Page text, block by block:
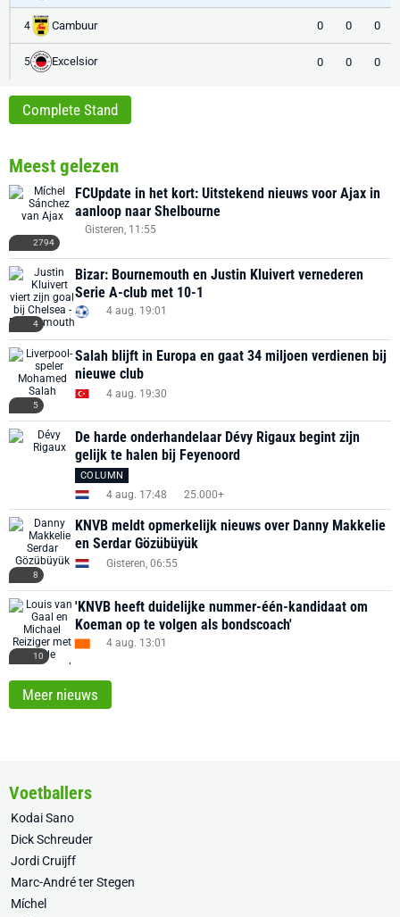
4 Cambuur 0 0 0
5 Excelsior 0 0 0
Complete Stand
Meest gelezen
2794
FCUpdate in het kort: Uitstekend nieuws voor Ajax in
aanloop naar Shelbourne
Gisteren, 11:55
4
Bizar: Bournemouth en Justin Kluivert vernederen
Serie A-club met 10-1
4 aug. 19:01
5
Salah blijft in Europa en gaat 34 miljoen verdienen bij
nieuwe club
4 aug. 19:30
De harde onderhandelaar Dévy Rigaux begint zijn
gelijk te halen bij Feyenoord
COLUMN
4 aug. 17:48 25.000+
8
KNVB meldt opmerkelijk nieuws over Danny Makkelie
en Serdar Gözübüyük
Gisteren, 06:55
10
'KNVB heeft duidelijke nummer-één-kandidaat om
Koeman op te volgen als bondscoach'
4 aug. 13:01
Meer nieuws
Voetballers
Kodai Sano
Dick Schreuder
Jordi Cruijff
Marc-André ter Stegen
Míchel